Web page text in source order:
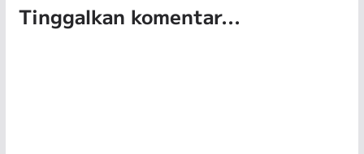
Tinggalkan komentar...